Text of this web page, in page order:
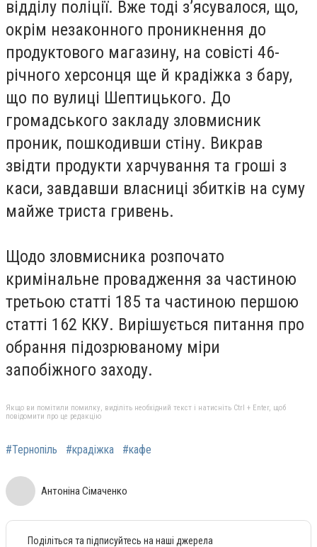
відділу поліції. Вже тоді з’ясувалося, що,
окрім незаконного проникнення до
продуктового магазину, на совісті 46-
річного херсонця ще й крадіжка з бару,
що по вулиці Шептицького. До
громадського закладу зловмисник
проник, пошкодивши стіну. Викрав
звідти продукти харчування та гроші з
каси, завдавши власниці збитків на суму
майже триста гривень.
Щодо зловмисника розпочато
кримінальне провадження за частиною
третьою статті 185 та частиною першою
статті 162 ККУ. Вирішується питання про
обрання підозрюваному міри
запобіжного заходу.
Якщо ви помітили помилку, виділіть необхідний текст і натисніть Ctrl + Enter, щоб
повідомити про це редакцію
#Тернопіль #крадіжка #кафе
Антоніна Сімаченко
Поділіться та підписуйтесь на наші джерела